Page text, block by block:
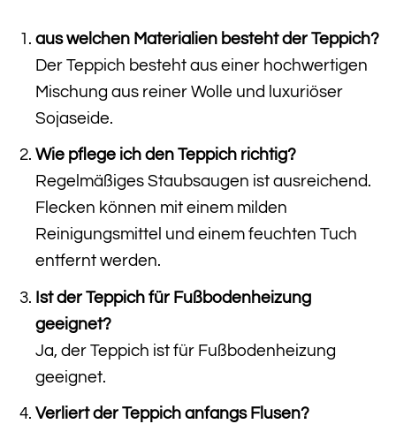
aus welchen Materialien besteht der Teppich?
Der Teppich besteht aus einer hochwertigen
Mischung aus reiner Wolle und luxuriöser
Sojaseide.
Wie pflege ich den Teppich richtig?
Regelmäßiges Staubsaugen ist ausreichend.
Flecken können mit einem milden
Reinigungsmittel und einem feuchten Tuch
entfernt werden.
Ist der Teppich für Fußbodenheizung
geeignet?
Ja, der Teppich ist für Fußbodenheizung
geeignet.
Verliert der Teppich anfangs Flusen?